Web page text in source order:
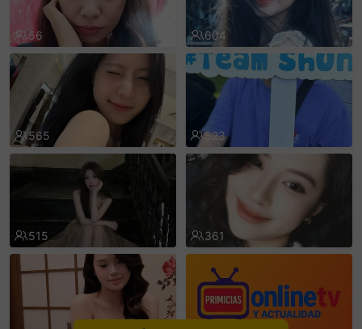
56 604
565 523
515 361
sentinelEnd